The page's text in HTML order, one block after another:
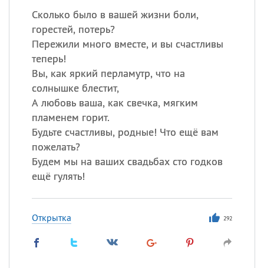
Сколько было в вашей жизни боли,
горестей, потерь?
Пережили много вместе, и вы счастливы
теперь!
Вы, как яркий перламутр, что на
солнышке блестит,
А любовь ваша, как свечка, мягким
пламенем горит.
Будьте счастливы, родные! Что ещё вам
пожелать?
Будем мы на ваших свадьбах сто годков
ещё гулять!
Открытка 292